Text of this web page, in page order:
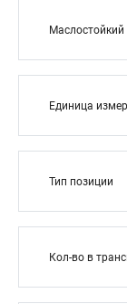
Маслостойкий
Единица
Тип позиции
Кол-во в